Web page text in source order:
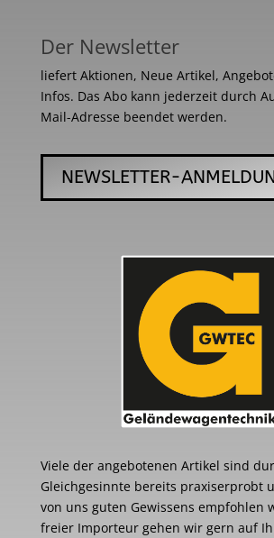
Der Newsletter
liefert Aktionen, Neue Artikel,
Infos. Das Abo kann jederzeit durch
Mail-Adresse beendet werden.
NEWSLETTER-
Viele der angebotenen Artikel sind
Gleichgesinnte bereits praxiserprobt
von uns guten Gewissens empfohlen
freier Importeur gehen wir gern auf